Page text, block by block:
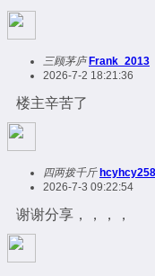
三顾茅庐 Frank_2013
2026-7-2 18:21:36
楼主辛苦了
四两拨千斤 hcyhcy258
2026-7-3 09:22:54
谢谢分享，，，，